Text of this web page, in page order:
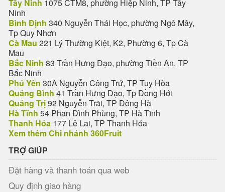
Tây Ninh 1075 CTM8, phường Hiệp Ninh, TP Tây
Ninh
Bình Định 340 Nguyễn Thái Học, phường Ngô Mây,
Tp Quy Nhơn
Cà Mau 221 Lý Thường Kiệt, K2, Phường 6, Tp Cà
Mau
Bắc Ninh 83 Trần Hưng Đạo, phường Tiền An, TP
Bắc Ninh
Phú Yên 30A Nguyễn Công Trứ, TP Tuy Hòa
Quảng Bình 41 Trần Hưng Đạo, Tp Đồng Hới
Quảng Trị92 Nguyễn Trãi, TP Đông Hà
Hà Tĩnh 54 Phan Đình Phùng, TP Hà Tĩnh
Thanh Hóa 177 Lê Lai, TP Thanh Hóa
Xem thêm Chi nhánh 360Fruit
TRỢ GIÚP
Đặt hàng và thanh toán qua web
Quy định giao hàng